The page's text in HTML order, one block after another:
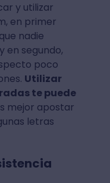
y utilizar
en primer
nadie
en segundo,
poco
Utilizar
te puede
mejor apostar
letras